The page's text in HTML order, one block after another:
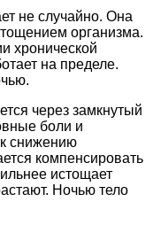
не случайно. Она
организма.
хронической
на пределе.
через замкнутый
боли и
снижению
компенсировать
истощает
Ночью тело